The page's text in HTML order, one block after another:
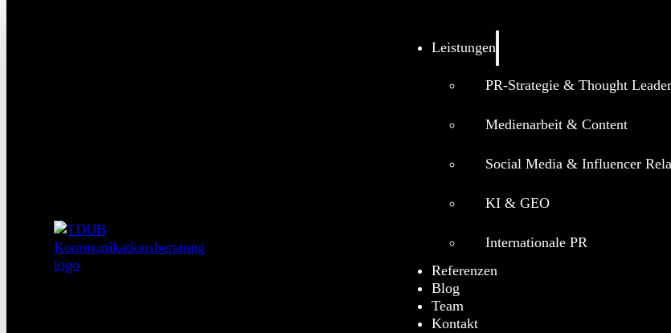
Leistungen
PR-Strategie & Thought
Medienarbeit & Content
Social Media & Influencer
KI & GEO
Internationale PR
Referenzen
Blog
Team
Kontakt